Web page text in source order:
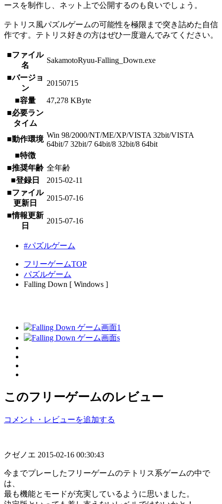
ースを制作し、ネット上で公開するのも良いでしょう。
テトリス風パズルゲームの可能性を極限まで突き詰めた自信
作です。テトリス好きの方はぜひ一度遊んでみてください。
■ファイル
名
SakamotoRyuu-Falling_Down.exe
■バージョ
ン
20150715
■容量
47,278 KByte
■必要ラン
タイム
■動作環境 Win 98/2000/NT/ME/XP/VISTA 32bit/VISTA
64bit/7 32bit/7 64bit/8 32bit/8 64bit
■特徴
■推奨年齢 全年齢
■登録日
2015-02-11
■ファイル
更新日
2015-07-16
■情報更新
日
2015-07-16
#パズルゲーム
フリーゲームTOP
パズルゲーム
Falling Down [ Windows ]
このフリーゲームのレビュー
コメント・レビューを追加する
クゼノエ 2015-02-16 00:30:43
今までプレーしたフリーゲームのテトリス系ゲームの中で
は、
最も機能とモードが充実しているように思いました。